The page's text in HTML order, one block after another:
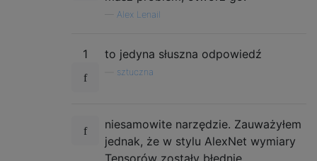
Alex Lenail
1 to jedyna słuszna odpowiedź
sztuczna
niesamowite narzędzie. Zauważyłem
jednak, że w stylu AlexNet wymiary
Tensorów zostały błędnie